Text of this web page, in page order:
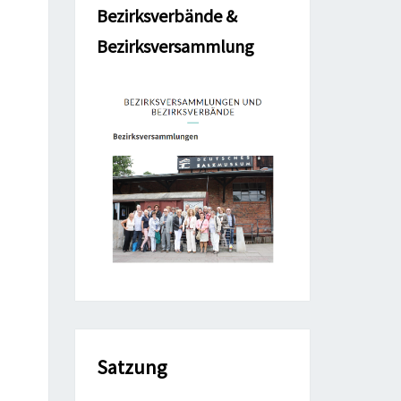
Bezirksverbände &
Bezirksversammlung
Satzung